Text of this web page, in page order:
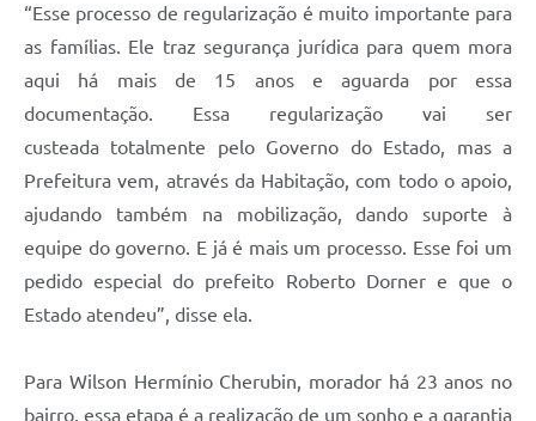
“Esse processo de regularização é muito importante para
as famílias. Ele traz segurança jurídica para quem mora
aqui há mais de 15 anos e aguarda por essa
documentação. Essa regularização vai ser
custeada totalmente pelo Governo do Estado, mas a
Prefeitura vem, através da Habitação, com todo o apoio,
ajudando também na mobilização, dando suporte à
equipe do governo. E já é mais um processo. Esse foi um
pedido especial do prefeito Roberto Dorner e que o
Estado atendeu”, disse ela.
Para Wilson Hermínio Cherubin, morador há 23 anos no
bairro, essa etapa é a realização de um sonho e a garantia